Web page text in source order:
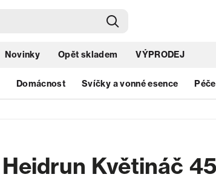
Novinky Opět skladem VÝPRODEJ
Domácnost Svíčky a vonné esence
Heidrun Květináč